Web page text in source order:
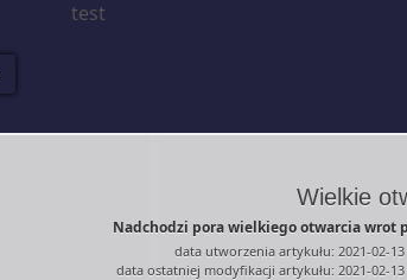
test
Wielkie
Nadchodzi pora wielkiego otwarcia wrot
data utworzenia artykułu: 2021-02-13
data ostatniej modyfikacji artykułu: 2021-02-13